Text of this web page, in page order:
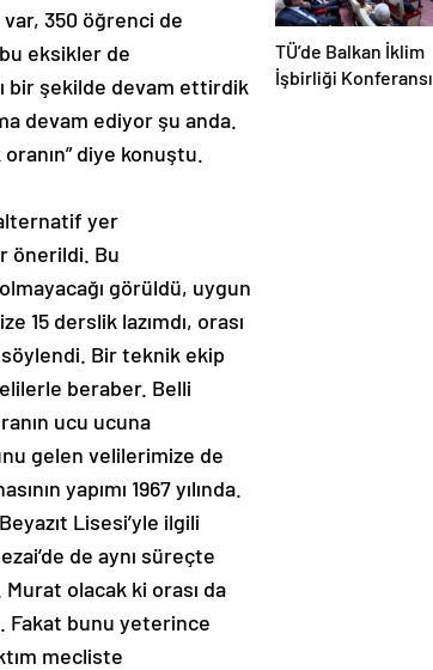
var, 350 öğrenci de
eksikler de
bir şekilde devam ettirdik
devam ediyor şu anda.
diye konuştu.
yer
önerildi. Bu
görüldü, uygun
15 derslik lazımdı, orası
Bir teknik ekip
beraber. Belli
ucu ucuna
gelen velilerimize de
yapımı 1967 yılında.
Lisesi’yle ilgili
de aynı süreçte
Murat olacak ki orası da
Fakat bunu yeterince
mecliste
TÜ’de Balkan İklim
İşbirliği Konferansı